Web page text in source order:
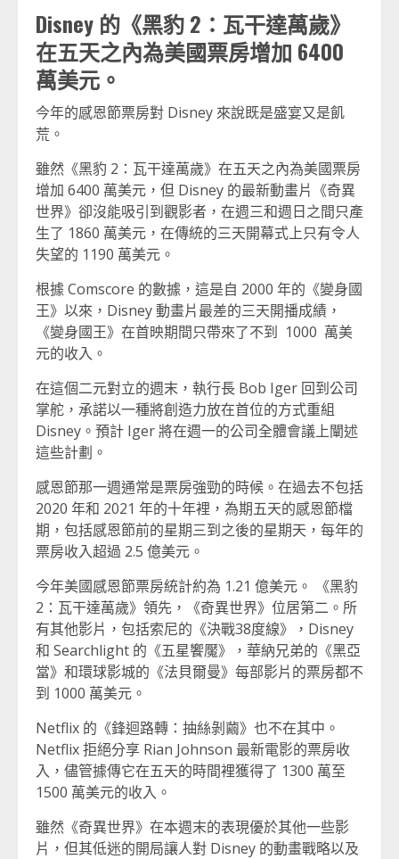
Disney 的《黑豹 2：瓦干達萬歲》
在五天之內為美國票房增加 6400
萬美元。
今年的感恩節票房對 Disney 來說既是盛宴又是飢
荒。
雖然《黑豹 2：瓦干達萬歲》在五天之內為美國票房
增加 6400 萬美元，但 Disney 的最新動畫片《奇異
世界》卻沒能吸引到觀影者，在週三和週日之間只產
生了 1860 萬美元，在傳統的三天開幕式上只有令人
失望的 1190 萬美元。
根據 Comscore 的數據，這是自 2000 年的《變身國
王》以來，Disney 動畫片最差的三天開播成績，
《變身國王》在首映期間只帶來了不到 1000 萬美
元的收入。
在這個二元對立的週末，執行長 Bob Iger 回到公司
掌舵，承諾以一種將創造力放在首位的方式重組
Disney。預計 Iger 將在週一的公司全體會議上闡述
這些計劃。
感恩節那一週通常是票房強勁的時候。在過去不包括
2020 年和 2021 年的十年裡，為期五天的感恩節檔
期，包括感恩節前的星期三到之後的星期天，每年的
票房收入超過 2.5 億美元。
今年美國感恩節票房統計約為 1.21 億美元。 《黑豹
2：瓦干達萬歲》領先，《奇異世界》位居第二。所
有其他影片，包括索尼的《決戰38度線》，Disney
和 Searchlight 的《五星饗魘》，華納兄弟的《黑亞
當》和環球影城的《法貝爾曼》每部影片的票房都不
到 1000 萬美元。
Netflix 的《鋒迴路轉：抽絲剝繭》也不在其中。
Netflix 拒絕分享 Rian Johnson 最新電影的票房收
入，儘管據傳它在五天的時間裡獲得了 1300 萬至
1500 萬美元的收入。
雖然《奇異世界》在本週末的表現優於其他一些影
片，但其低迷的開局讓人對 Disney 的動畫戰略以及